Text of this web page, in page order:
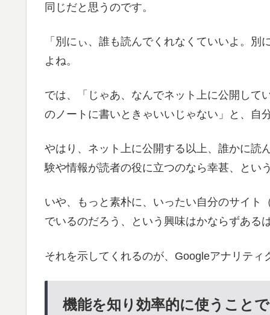
同じだと思うのです。
「別にぃ、誰も読んでくれなくていいよ。
よね。
では、「じゃあ、なんでネット上に公開して
のノートに書いときゃいいじゃない」と、自
やはり、ネット上に公開する以上、誰かに読
験や情報が読者の役に立つのなら幸甚、とい
いや、もっと素朴に、いったい自分のサイト
でいるのだろう、という興味はかならずある
それを示してくれるのが、Googleアナリテ
機能を知り効率的に使うこと